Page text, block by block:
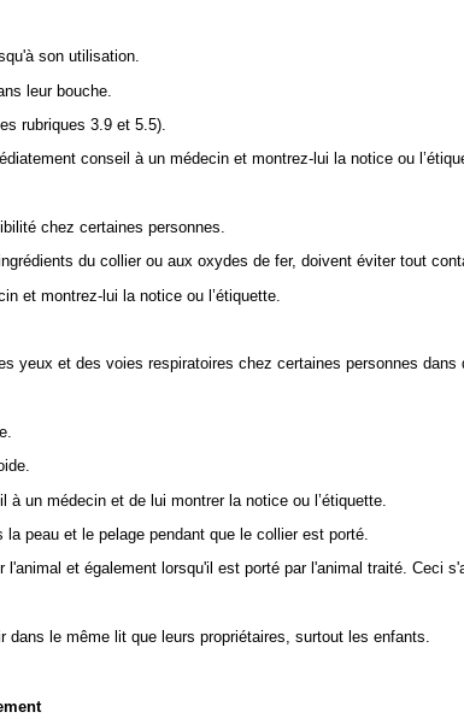
son utilisation.
leur bouche.
rubriques 3.9 et 5.5).
conseil à un médecin et montrez-lui la notice ou
chez certaines personnes.
du collier ou aux oxydes de fer, doivent éviter tout
et montrez-lui la notice ou l’étiquette.
yeux et des voies respiratoires chez certaines personnes dans
un médecin et de lui montrer la notice ou l’étiquette.
peau et le pelage pendant que le collier est porté.
et également lorsqu'il est porté par l'animal traité. Ceci
le même lit que leurs propriétaires, surtout les enfants.